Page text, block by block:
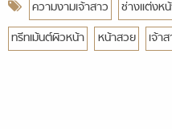
ความงามเจ้าสาว ช่างแต่งห
ทรีทเม้นต์ผิวหน้า
หน้าสวย เจ้า